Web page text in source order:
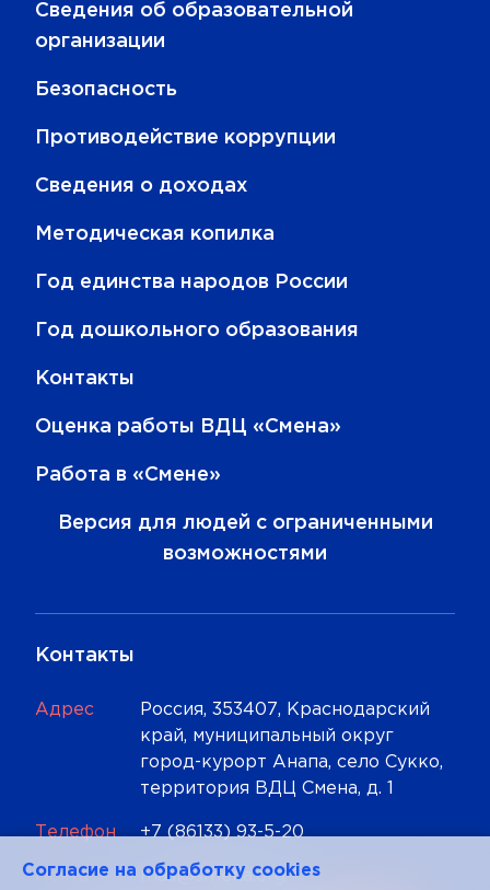
Сведения об образовательной
организации
Безопасность
Противодействие коррупции
Сведения о доходах
Методическая копилка
Год единства народов России
Год дошкольного образования
Контакты
Оценка работы ВДЦ «Смена»
Работа в «Смене»
Версия для людей с ограниченными
возможностями
Контакты
Адрес
Россия, 353407, Краснодарский
край, муниципальный округ
город-курорт Анапа, село Сукко,
территория ВДЦ Смена, д. 1
Телефон +7 (86133) 93-5-20
Почта mail@smena.org
Cогласие на обработку cookies